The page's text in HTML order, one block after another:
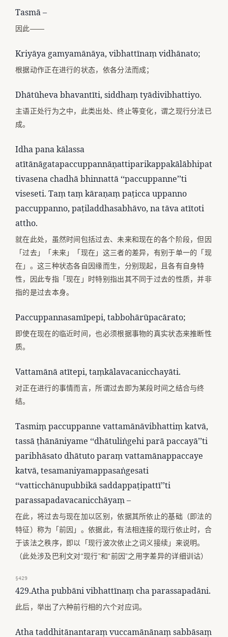
Tasmā –
因此——
Kriyāya gamyamānāya, vibhattīnaṃ vidhānato;
根据动作正在进行的状态，依各分法而成；
Dhātūheva bhavantīti, siddhaṃ tyādivibhattiyo.
主语正处行为之中，此类出处、终止等变化，谓之现行分法已
成。
Idha pana kālassa
atītānāgatapaccuppannāṇattiparikappakālābhipat
tivasena chadhā bhinnattā ‘‘paccuppanne’’ti
viseseti. Taṃ taṃ kāraṇaṃ paṭicca uppanno
paccuppanno, paṭiladdhasabhāvo, na tāva atītoti
attho.
就在此处，虽然时间包括过去、未来和现在的各个阶段，但因
「过去」「未来」「现在」这三者的差异，有别于单一的「现
在」。这三种状态各自因缘而生，分别现起，且各有自身特
性，因此专指「现在」时特别指出其不同于过去的性质，并非
指的是过去本身。
Paccuppannasamīpepi, tabbohārūpacārato;
即使在现在的临近时间，也必须根据事物的真实状态来推断性
质。
Vattamānā atītepi, taṃkālavacanicchayāti.
对正在进行的事情而言，所谓过去即为某段时间之结合与终
结。
Tasmiṃ paccuppanne vattamānāvibhattiṃ katvā,
tassā ṭhānāniyame ‘‘dhātuliṅgehi parā paccayā’’ti
paribhāsato dhātuto paraṃ vattamānappaccaye
katvā, tesamaniyamappasaṅgesati
‘‘vatticchānupubbikā saddappaṭipattī’’ti
parassapadavacanicchāyaṃ –
在此，将过去与现在加以区别，依据其所依止的基础（即法的
特征）称为「前因」。依据此，有法相连接的现行依止时，合
于该法之秩序，即以「现行波次依止之词义接续」来说明。
（此处涉及巴利文对“现行”和“前因”之用字差异的详细训诂）
§429
429.Atha pubbāni vibhattīnaṃ cha parassapadāni.
此后，举出了六种前行相的六个对应词。
Atha taddhitānantaraṃ vuccamānānaṃ sabbāsaṃ